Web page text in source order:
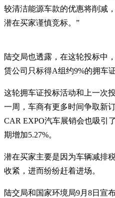
较清洁能源车款的优惠将削减
潜在买家谨慎竞标。”
陆交局也透露，在这轮投标中
赁公司只标得A组约9%的拥车证
这轮拥车证投标活动和上一次
一周，车商有更多时间争取新
CAR EXPO汽车展销会也吸引
期增加5.27%。
潜在买家主要是因为车辆减排
收紧，进而纷纷赶着进场。
陆交局和国家环境局9月8日宣